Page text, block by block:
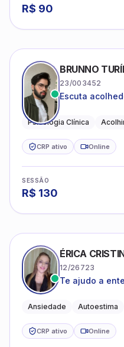
R$ 90
BRUNNO
23/003452
Escuta
Psicologia Clínica
CRP ativo Online
SESSÃO
R$ 130
ÉRICA
12/26723
Te ajudo a
que você está
Ansiedade Autoestima
CRP ativo Online